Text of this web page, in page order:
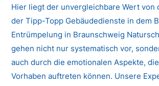
Hier liegt der unvergleichbare Wert von
der Tipp-Topp Gebäudedienste in dem
Entrümpelung in Braunschweig
gehen nicht nur systematisch vor,
auch durch die emotionalen Aspekte,
Vorhaben auftreten können. Unsere